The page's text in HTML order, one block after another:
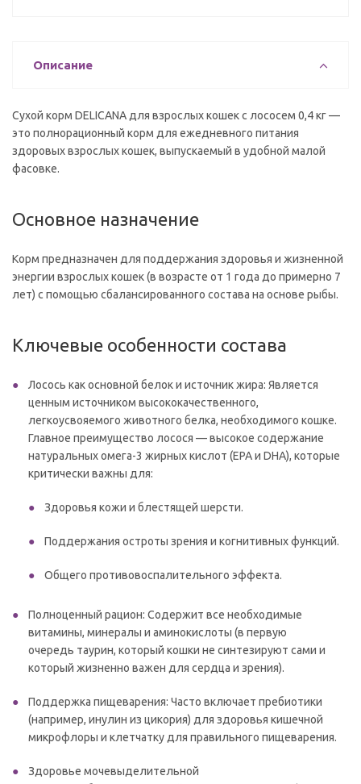
Описание
Сухой корм DELICANA для взрослых кошек с лососем 0,4 кг —
это полнорационный корм для ежедневного питания
здоровых взрослых кошек, выпускаемый в удобной малой
фасовке.
Основное назначение
Корм предназначен для поддержания здоровья и жизненной
энергии взрослых кошек (в возрасте от 1 года до примерно 7
лет) с помощью сбалансированного состава на основе рыбы.
Ключевые особенности состава
Лосось как основной белок и источник жира: Является
ценным источником высококачественного,
легкоусвояемого животного белка, необходимого кошке.
Главное преимущество лосося — высокое содержание
натуральных омега-3 жирных кислот (EPA и DHA), которые
критически важны для:
Здоровья кожи и блестящей шерсти.
Поддержания остроты зрения и когнитивных функций.
Общего противовоспалительного эффекта.
Полноценный рацион: Содержит все необходимые
витамины, минералы и аминокислоты (в первую
очередь таурин, который кошки не синтезируют сами и
который жизненно важен для сердца и зрения).
Поддержка пищеварения: Часто включает пребиотики
(например, инулин из цикория) для здоровья кишечной
микрофлоры и клетчатку для правильного пищеварения.
Здоровье мочевыделительной